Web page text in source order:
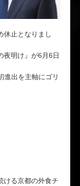
休止となりまし
夜明け』が6月6日
進出を主軸にゴリ
ける京都の外食チ